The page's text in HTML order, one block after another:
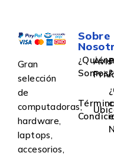
Gran
selección
de
computadoras,
hardware,
laptops,
accesorios,
Sobre
Somos?